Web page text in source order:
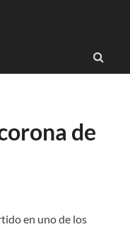
de
en uno de los